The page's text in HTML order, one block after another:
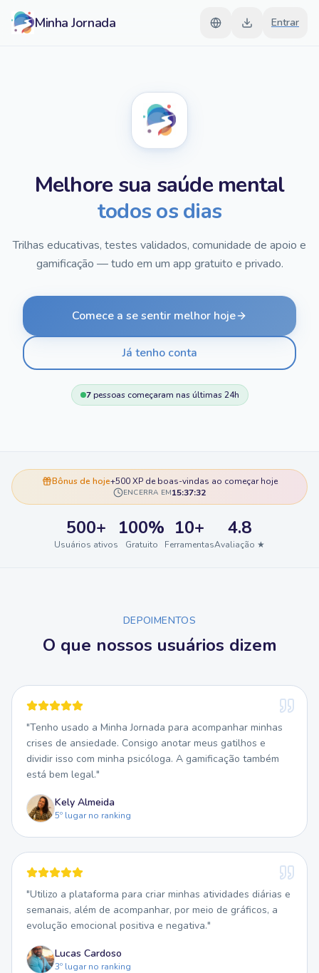
Minha Jornada Entrar
Melhore sua saúde mental
todos os dias
Trilhas educativas, testes validados, comunidade de apoio e
gamificação — tudo em um app gratuito e privado.
Comece a se sentir melhor hoje
Já tenho conta
7 pessoas começaram nas últimas 24h
Bônus de hoje+500 XP de boas-vindas ao começar hoje
ENCERRA EM15:37:31
500+
Usuários ativos
100%
Gratuito
10+
Ferramentas
4.8
Avaliação ★
DEPOIMENTOS
O que nossos usuários dizem
"Tenho usado a Minha Jornada para acompanhar minhas
crises de ansiedade. Consigo anotar meus gatilhos e
dividir isso com minha psicóloga. A gamificação também
está bem legal."
Kely Almeida
5º lugar no ranking
"Utilizo a plataforma para criar minhas atividades diárias e
semanais, além de acompanhar, por meio de gráficos, a
evolução emocional positiva e negativa."
Lucas Cardoso
3º lugar no ranking